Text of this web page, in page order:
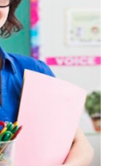
Você pensa Você
os
tem limites
pois… É nervoso
no